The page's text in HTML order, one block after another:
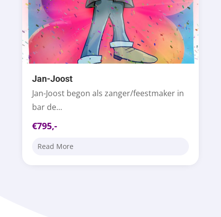
Jan-Joost
Jan-Joost begon als zanger/feestmaker in
bar de...
€795,-
Read More